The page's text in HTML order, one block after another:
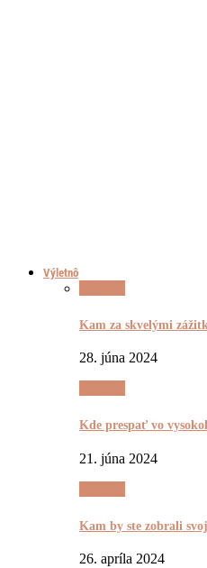
Výletnô
Kam za skvelými
28. júna 2024
Kde prespať vo
21. júna 2024
Kam by ste zobrali
26. apríla 2024